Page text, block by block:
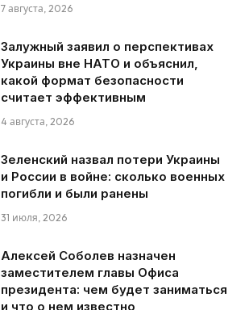
7 августа, 2026
Залужный заявил о перспективах
Украины вне НАТО и объяснил,
какой формат безопасности
считает эффективным
4 августа, 2026
Зеленский назвал потери Украины
и России в войне: сколько военных
погибли и были ранены
31 июля, 2026
Алексей Соболев назначен
заместителем главы Офиса
президента: чем будет заниматься
и что о нем известно